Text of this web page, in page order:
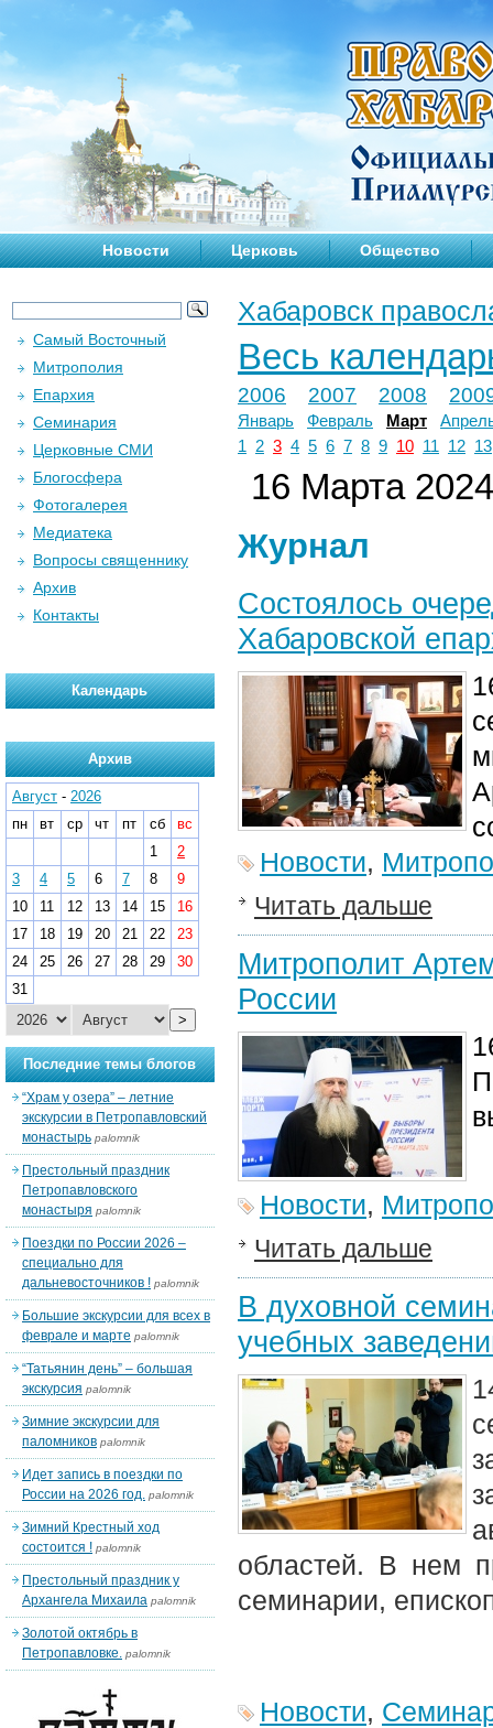
Новости Церковь Общество
Хабаровск
Весь
2006 2007 2008
Январь Февраль Март
1
2 3 4 5 6 7 8 9 10 11 12 13
16 Марта 2024
Журнал
Состоялось
Хабаровской
Новости,
Читать дальше
Митрополит
России
Новости,
Читать дальше
В духовной
учебных
областей. В нем
семинарии,
Новости,
Самый Восточный
Митрополия
Епархия
Семинария
Церковные СМИ
Блогосфера
Фотогалерея
Медиатека
Вопросы священнику
Архив
Контакты
Календарь
Архив
Август - 2026
пн
вт ср чт пт сб
вс
1
2
3
4 5 6 7 8
9
10
11 12 13 14 15
16
17
18 19 20 21 22
23
24
25 26 27 28 29
30
31
>
Последние темы блогов
“Храм у озера” – летние
экскурсии в Петропавловский
монастырь palomnik
Престольный праздник
Петропавловского
монастыря palomnik
Поездки по России 2026 –
специально для
дальневосточников ! palomnik
Большие экскурсии для всех в
феврале и марте palomnik
“Татьянин день” – большая
экскурсия palomnik
Зимние экскурсии для
паломников palomnik
Идет запись в поездки по
России на 2026 год. palomnik
Зимний Крестный ход
состоится ! palomnik
Престольный праздник у
Архангела Михаила palomnik
Золотой октябрь в
Петропавловке. palomnik